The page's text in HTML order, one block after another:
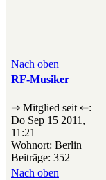
Nach oben
RF-Musiker
⇒ Mitglied seit ⇐:
Do Sep 15 2011,
11:21
Wohnort: Berlin
Beiträge: 352
Nach oben